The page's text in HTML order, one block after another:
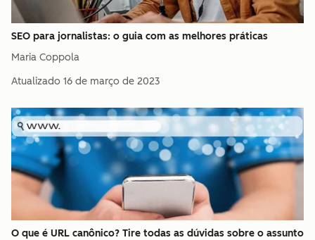
SEO para jornalistas: o guia com as melhores práticas
Maria Coppola
Atualizado 16 de março de 2023
O que é URL canônico? Tire todas as dúvidas sobre o assunto